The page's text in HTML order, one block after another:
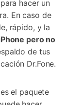
hacer un
En caso de
rápido, y la
pero no
de tus
Dr.Fone.
el paquete